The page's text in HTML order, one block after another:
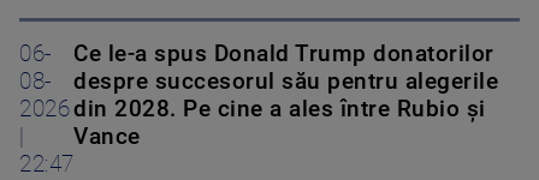
06-
08-
2026
22:47
Ce le-a spus Donald Trump donatorilor
despre succesorul său pentru alegerile
din 2028. Pe cine a ales între Rubio și
Vance